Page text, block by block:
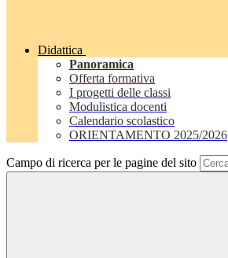
Didattica
Panoramica
Offerta formativa
I progetti delle classi
Modulistica docenti
Calendario scolastico
ORIENTAMENTO 2025/2026
Campo di ricerca per le pagine del sito